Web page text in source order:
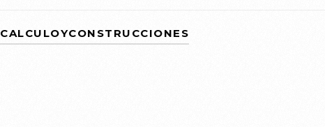
CALCULOYCONSTRUCCIONES